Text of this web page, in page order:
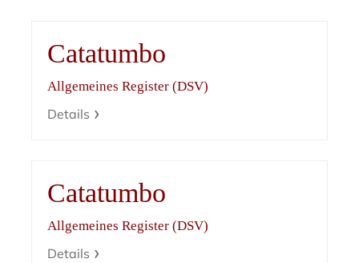
Catatumbo
Allgemeines Register (DSV)
Details
Catatumbo
Allgemeines Register (DSV)
Details